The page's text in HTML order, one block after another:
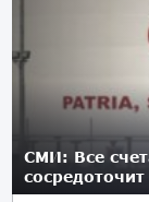
СМИ: Все